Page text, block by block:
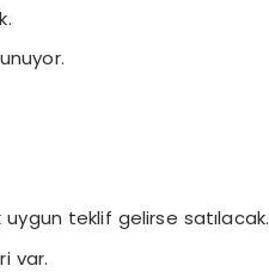
teklif gelirse satılacak.
var.